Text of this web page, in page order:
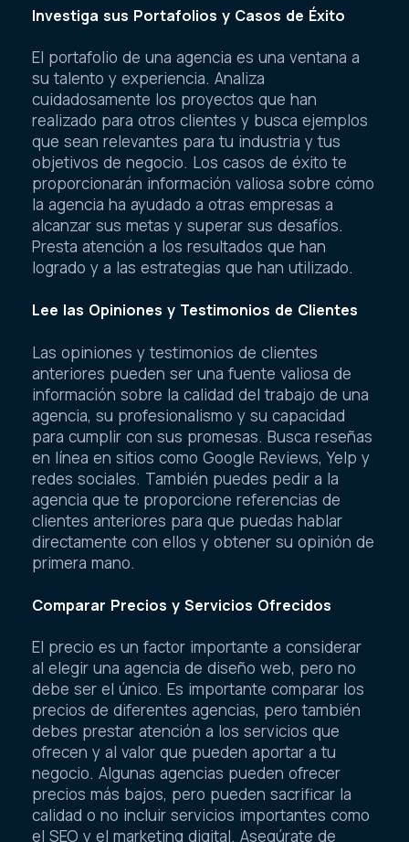
Investiga sus Portafolios y Casos de Éxito
El portafolio de una agencia es una ventana a
su talento y experiencia. Analiza
cuidadosamente los proyectos que han
realizado para otros clientes y busca ejemplos
que sean relevantes para tu industria y tus
objetivos de negocio. Los casos de éxito te
proporcionarán información valiosa sobre cómo
la agencia ha ayudado a otras empresas a
alcanzar sus metas y superar sus desafíos.
Presta atención a los resultados que han
logrado y a las estrategias que han utilizado.
Lee las Opiniones y Testimonios de Clientes
Las opiniones y testimonios de clientes
anteriores pueden ser una fuente valiosa de
información sobre la calidad del trabajo de una
agencia, su profesionalismo y su capacidad
para cumplir con sus promesas. Busca reseñas
en línea en sitios como Google Reviews, Yelp y
redes sociales. También puedes pedir a la
agencia que te proporcione referencias de
clientes anteriores para que puedas hablar
directamente con ellos y obtener su opinión de
primera mano.
Comparar Precios y Servicios Ofrecidos
El precio es un factor importante a considerar
al elegir una agencia de diseño web, pero no
debe ser el único. Es importante comparar los
precios de diferentes agencias, pero también
debes prestar atención a los servicios que
ofrecen y al valor que pueden aportar a tu
negocio. Algunas agencias pueden ofrecer
precios más bajos, pero pueden sacrificar la
calidad o no incluir servicios importantes como
el SEO y el marketing digital. Asegúrate de